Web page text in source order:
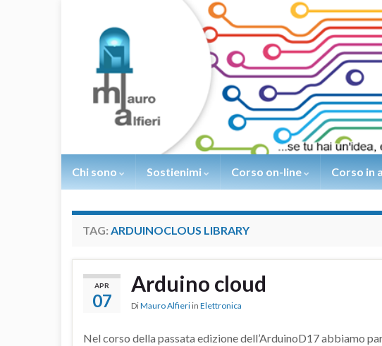
Chi sono Sostienimi Corso on-line Corso in
TAG: ARDUINOCLOUS LIBRARY
APR
07
Arduino cloud
DiMauro Alfieri in Elettronica
Nel corso della passata edizione dell’ArduinoD17 abbiamo